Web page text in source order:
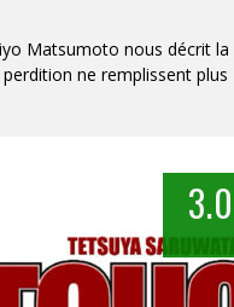
Matsumoto nous décrit la
ne remplissent plus
3.0